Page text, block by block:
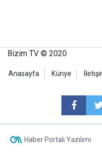
Bizim TV © 2020
Anasayfa Künye
Haber Portalı Yazılımı